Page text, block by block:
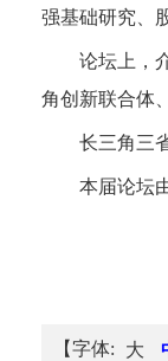
强基础研究、
论坛上，
角创新联合体
长三角三
本届论坛
【字体: 大